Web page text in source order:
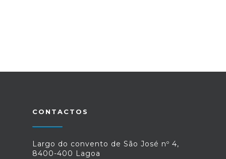
CONTACTOS
Largo do convento de São José nº 4,
8400-400 Lagoa